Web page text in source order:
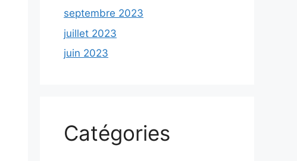
septembre 2023
juillet 2023
juin 2023
Catégories